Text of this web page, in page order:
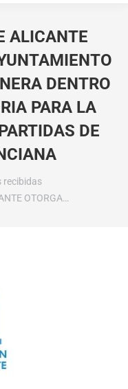
ALICANTE
DENTRO
PARA LA
DE
recibidas
OTORGA…